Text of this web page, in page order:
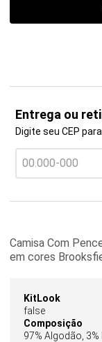
Entrega ou
Digite seu CEP
Camisa Com
em cores
KitLook
false
Composição
97% Algodão,